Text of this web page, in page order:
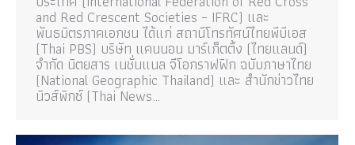
and Red Crescent Societies – IFRC) และ
พันธมิตรภาคเอกชน ได้แก่ สถานีโทรทัศน์ไทยพีบีเอส
(Thai PBS) บริษัท แคนนอน มาร์เก็ตติ้ง (ไทยแลนด์)
จำกัด นิตยสาร เนชั่นแนล จีโอกราฟฟิก ฉบับภาษาไทย
(National Geographic Thailand) และ สำนักข่าวไทย
นิวส์พิกซ์ (Thai News…